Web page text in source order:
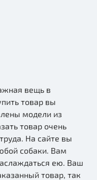
вещь в
товар вы
модели из
товар очень
На сайте вы
собаки. Вам
ею. Ваш
товар, так